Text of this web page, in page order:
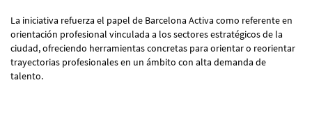
La iniciativa refuerza el papel de Barcelona Activa como referente en
orientación profesional vinculada a los sectores estratégicos de la
ciudad, ofreciendo herramientas concretas para orientar o reorientar
trayectorias profesionales en un ámbito con alta demanda de
talento.